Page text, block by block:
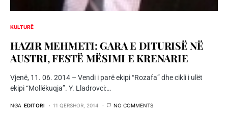
KULTURË
HAZIR MEHMETI: GARA E DITURISË NË
AUSTRI, FESTË MËSIMI E KRENARIE
Vjenë, 11. 06. 2014 – Vendi i parë ekipi “Rozafa” dhe cikli i ulët
ekipi “Mollëkuqja”. Y. Lladrovci:…
NGA EDITORI 11 QERSHOR, 2014 NO COMMENTS